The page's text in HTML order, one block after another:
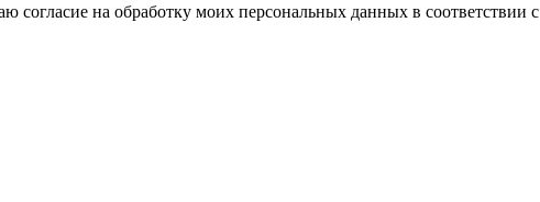
на обработку моих персональных данных в соответствии с